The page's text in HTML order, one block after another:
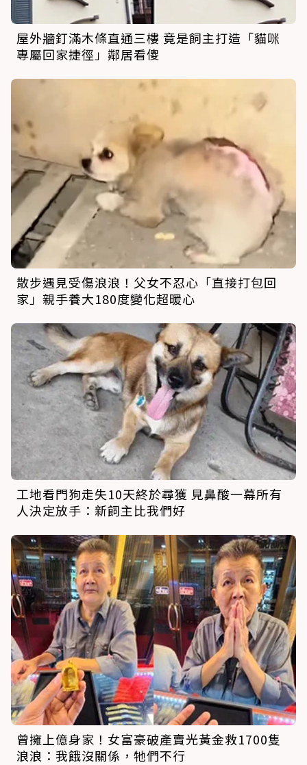
屋外牆釘滿木條直通三樓 竟是飼主打造「貓咪
專屬回家捷徑」鄰居看傻
散步遇見受傷浪浪！父女不忍心「直接打包回
家」親手養大180度變化超暖心
工地看門狗走失10天終於尋獲 見鼻酸一幕所有
人決定放手：新飼主比我們好
曾擁上億身家！女富豪破產賣光黃金救1700隻
浪浪：我餓沒關係，牠們不行